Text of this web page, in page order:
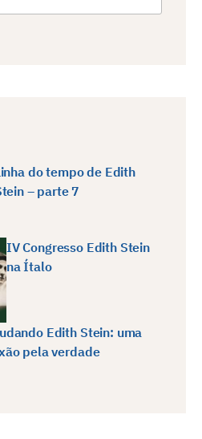
do tempo de Edith
– parte 7
IV Congresso Edith Stein
na Ítalo
Edith Stein: uma
pela verdade